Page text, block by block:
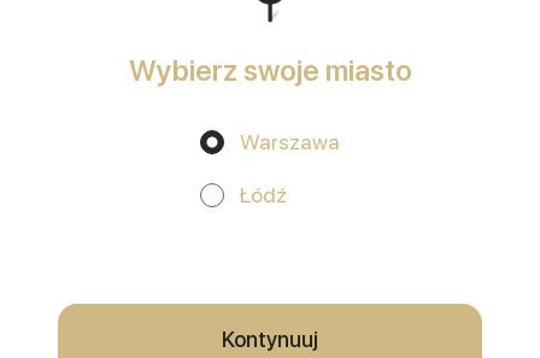
przetwarzanie plików cookie w Twojej przeglądarce oraz korzystanie z
usług analitycznych zgodnie z
Polityka prywatności
Wybierz swoje miasto
Warszawa
Łódź